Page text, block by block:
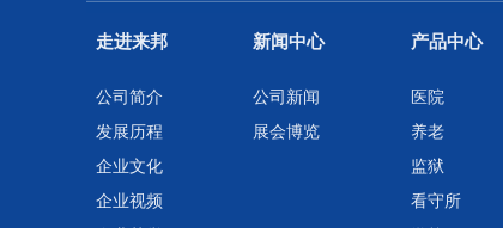
走进来邦
公司简介
发展历程
企业文化
企业视频
新闻中心
公司新闻
展会博览
产品中心
医院
养老
监狱
看守所